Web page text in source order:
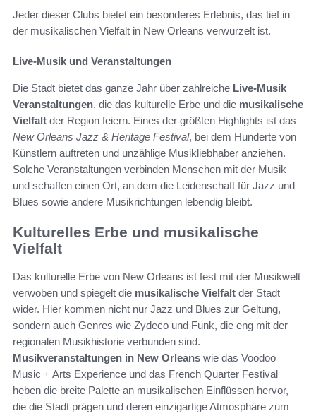
Jeder dieser Clubs bietet ein besonderes Erlebnis, das tief in
der musikalischen Vielfalt in New Orleans verwurzelt ist.
Live-Musik und Veranstaltungen
Die Stadt bietet das ganze Jahr über zahlreiche Live-Musik
Veranstaltungen, die das kulturelle Erbe und die musikalische
Vielfalt der Region feiern. Eines der größten Highlights ist das
New Orleans Jazz & Heritage Festival, bei dem Hunderte von
Künstlern auftreten und unzählige Musikliebhaber anziehen.
Solche Veranstaltungen verbinden Menschen mit der Musik
und schaffen einen Ort, an dem die Leidenschaft für Jazz und
Blues sowie andere Musikrichtungen lebendig bleibt.
Kulturelles Erbe und musikalische
Vielfalt
Das kulturelle Erbe von New Orleans ist fest mit der Musikwelt
verwoben und spiegelt die musikalische Vielfalt der Stadt
wider. Hier kommen nicht nur Jazz und Blues zur Geltung,
sondern auch Genres wie Zydeco und Funk, die eng mit der
regionalen Musikhistorie verbunden sind.
Musikveranstaltungen in New Orleans wie das Voodoo
Music + Arts Experience und das French Quarter Festival
heben die breite Palette an musikalischen Einflüssen hervor,
die die Stadt prägen und deren einzigartige Atmosphäre zum